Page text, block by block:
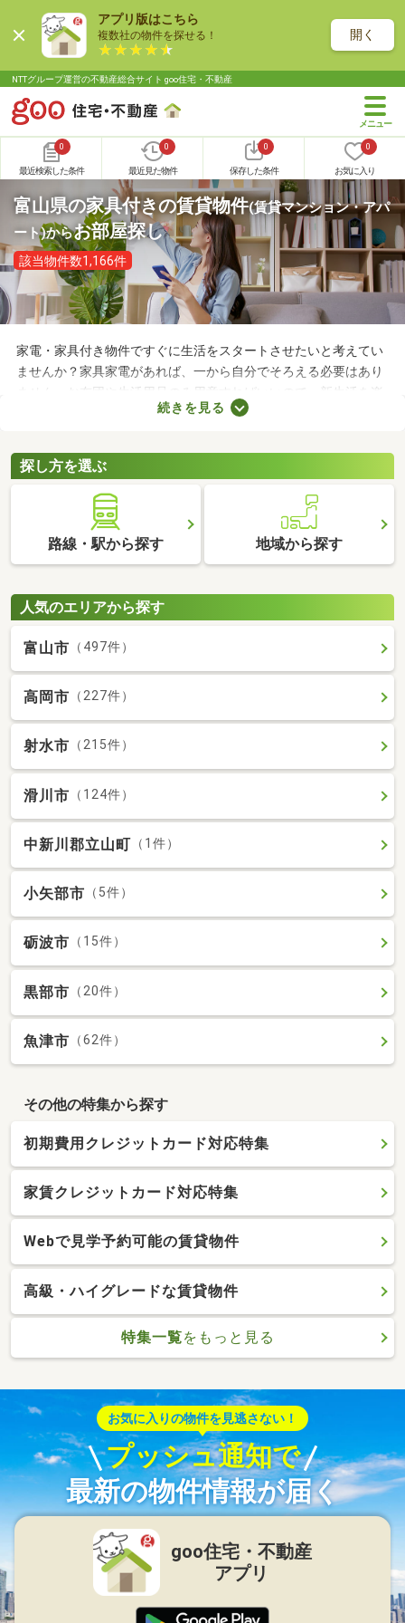
アプリ版はこちら
複数社の物件を探せる！ 開く
NTTグループ運営の不動産総合サイト goo住宅・不動産
0
最近検索した条件
0
最近見た物件
0
保存した条件
0
お気に入り
富山県の家具付きの賃貸物件(賃貸マンション・アパ
ート)からお部屋探し
該当物件数1,166件
家電・家具付き物件ですぐに生活をスタートさせたいと考えてい
ませんか？家具家電があれば、一から自分でそろえる必要はあり
ません。お布団や生活用品のみ用意すればいいので、新生活を楽
に始められます。ここでは、家電・家具付きの物件を紹介しま
見つけたら内見予約をしてみましょう。
続きを見る
探し方を選ぶ
路線・駅から探す 地域から探す
人気のエリアから探す
富山市 （497件）
高岡市 （227件）
射水市 （215件）
滑川市 （124件）
中新川郡立山町 （1件）
小矢部市 （5件）
砺波市 （15件）
黒部市 （20件）
魚津市 （62件）
その他の特集から探す
初期費用クレジットカード対応特集
家賃クレジットカード対応特集
Webで見学予約可能の賃貸物件
高級・ハイグレードな賃貸物件
特集一覧をもっと見る
お気に入りの物件を見逃さない！
プッシュ通知で
最新の物件情報が届く
goo住宅・不動産
アプリ